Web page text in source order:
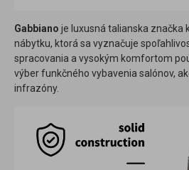
Gabbiano je luxusná talianska značka
nábytku, ktorá sa vyznačuje
spracovania a vysokým komfortom
výber funkčného vybavenia salónov,
infrazóny.